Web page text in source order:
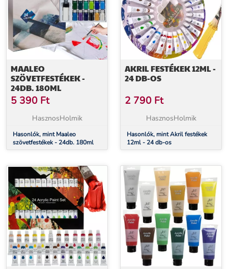
MAALEO
SZÖVETFESTÉKEK -
24DB. 180ML
5 390 Ft
HasznosHolmik
Hasonlók, mint Maaleo
szövetfestékek - 24db. 180ml
AKRIL FESTÉKEK 12ML -
24 DB-OS
2 790 Ft
HasznosHolmik
Hasonlók, mint Akril festékek
12ml - 24 db-os